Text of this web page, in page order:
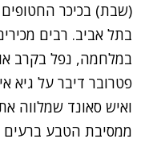
(שבת) בכיכר
בתל אביב. רבים
במלחמה, נפל בקרב
ואיש סאונד שמלווה
ממסיבת הטבע ברעים